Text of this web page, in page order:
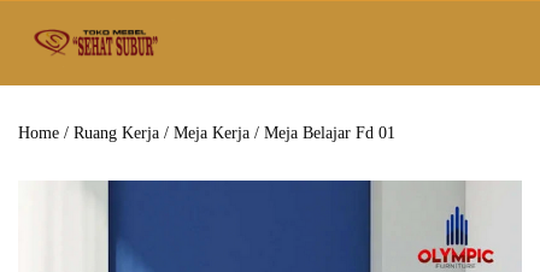
Home / Ruang Kerja / Meja Kerja / Meja Belajar Fd 01